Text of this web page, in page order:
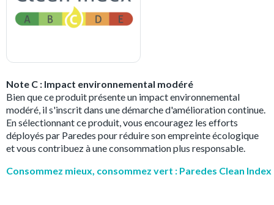
Note C : Impact environnemental modéré
Bien que ce produit présente un impact environnemental
modéré, il s'inscrit dans une démarche d'amélioration continue.
En sélectionnant ce produit, vous encouragez les efforts
déployés par Paredes pour réduire son empreinte écologique
et vous contribuez à une consommation plus responsable.
Consommez mieux, consommez vert : Paredes Clean Index